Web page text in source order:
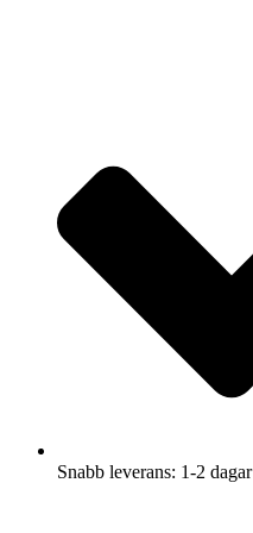
Snabb leverans: 1-2 dagar